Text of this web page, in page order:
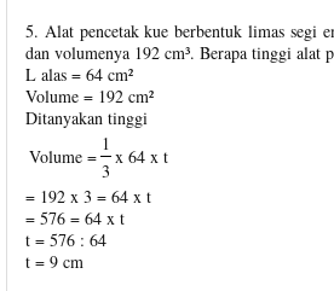
5. Alat pencetak kue berbentuk limas segi
dan volumenya 192 cm³. Berapa tinggi alat
L alas = 64 cm²
Volume = 192 cm²
Ditanyakan tinggi
Volume =
1
x 64 x t
3
= 192 x 3 = 64 x t
= 576 = 64 x t
t = 576 : 64
t = 9 cm